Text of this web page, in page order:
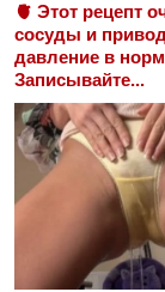
🫀 Этот рецепт
сосуды и
давление в
Записывайте...